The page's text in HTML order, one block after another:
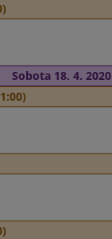
Sobota 18. 4. 2020